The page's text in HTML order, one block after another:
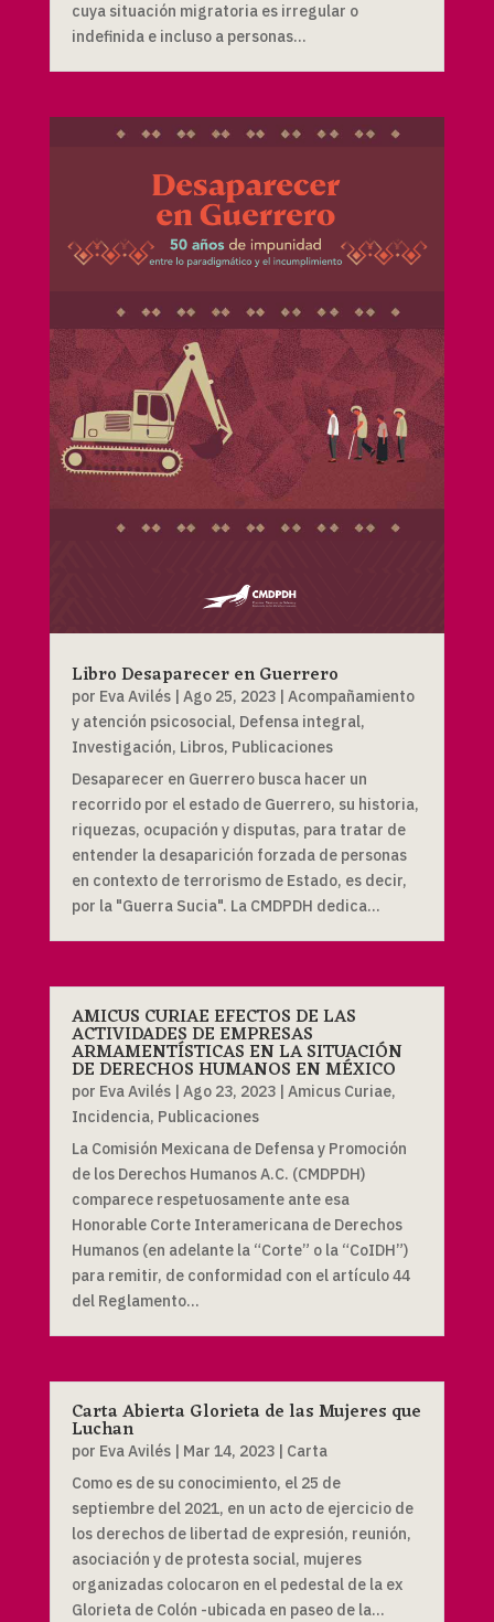
cuya situación migratoria es irregular o
indefinida e incluso a personas...
Libro Desaparecer en Guerrero
por Eva Avilés| Ago 25, 2023| Acompañamiento
y atención psicosocial, Defensa integral,
Investigación, Libros, Publicaciones
Desaparecer en Guerrero busca hacer un
recorrido por el estado de Guerrero, su historia,
riquezas, ocupación y disputas, para tratar de
entender la desaparición forzada de personas
en contexto de terrorismo de Estado, es decir,
por la "Guerra Sucia". La CMDPDH dedica...
AMICUS CURIAE EFECTOS DE LAS
ACTIVIDADES DE EMPRESAS
ARMAMENTÍSTICAS EN LA SITUACIÓN
DE DERECHOS HUMANOS EN MÉXICO
por Eva Avilés| Ago 23, 2023| Amicus Curiae,
Incidencia, Publicaciones
La Comisión Mexicana de Defensa y Promoción
de los Derechos Humanos A.C. (CMDPDH)
comparece respetuosamente ante esa
Honorable Corte Interamericana de Derechos
Humanos (en adelante la “Corte” o la “CoIDH”)
para remitir, de conformidad con el artículo 44
del Reglamento...
Carta Abierta Glorieta de las Mujeres que
Luchan
por Eva Avilés| Mar 14, 2023| Carta
Como es de su conocimiento, el 25 de
septiembre del 2021, en un acto de ejercicio de
los derechos de libertad de expresión, reunión,
asociación y de protesta social, mujeres
organizadas colocaron en el pedestal de la ex
Glorieta de Colón -ubicada en paseo de la...